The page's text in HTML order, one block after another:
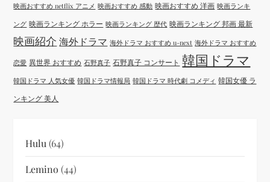
映画おすすめ netflix アニメ 映画おすすめ 感動 映画おすすめ 洋画 映画ランキ
ング 映画ランキング ホラー 映画ランキング 歴代 映画ランキング 邦画 最新
映画紹介 海外ドラマ 海外ドラマ おすすめ u-next 海外ドラマ おすすめ
恋愛 異世界 おすすめ 石野真子 石野真子 コンサート 韓国ドラマ
韓国ドラマ 人気女優 韓国ドラマ情報局 韓国ドラマ 時代劇 コメディ 韓国女優 ラ
ンキング 美人
Hulu (64)
Lemino (44)